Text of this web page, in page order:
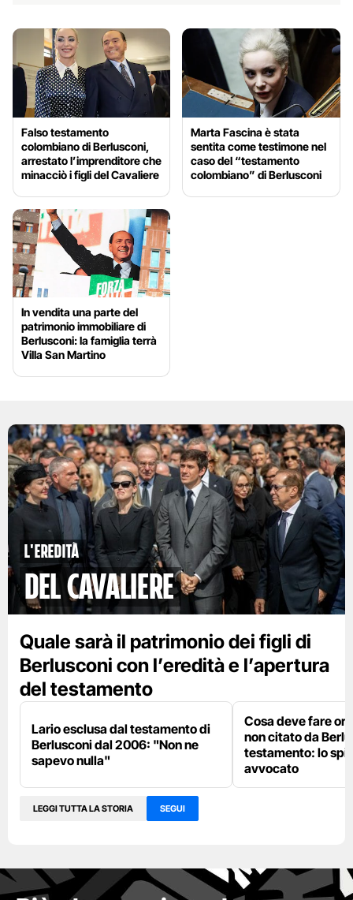
Falso testamento
colombiano di Berlusconi,
arrestato l’imprenditore che
minacciò i figli del Cavaliere
Marta Fascina è stata
sentita come testimone nel
caso del “testamento
colombiano” di Berlusconi
In vendita una parte del
patrimonio immobiliare di
Berlusconi: la famiglia terrà
Villa San Martino
l'eredità
del cavaliere
Quale sarà il patrimonio dei figli di
Berlusconi con l’eredità e l’apertura
del testamento
Lario esclusa dal testamento di
Berlusconi dal 2006: "Non ne
sapevo nulla"
Cosa deve fare
non citato da
testamento: lo
avvocato
LEGGI TUTTA LA STORIA SEGUI